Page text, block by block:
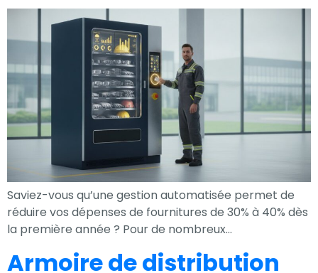
Saviez-vous qu’une gestion automatisée permet de
réduire vos dépenses de fournitures de 30% à 40% dès
la première année ? Pour de nombreux…
Armoire de distribution